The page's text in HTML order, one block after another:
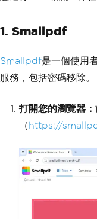
1. Smallpdf
Smallpdf是一個使用
服務，包括密碼移除。
打開您的瀏覽器：
（https://